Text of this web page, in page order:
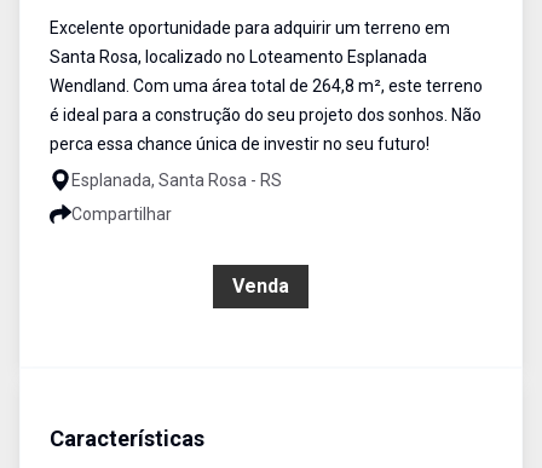
Excelente oportunidade para adquirir um terreno em
Santa Rosa, localizado no Loteamento Esplanada
Wendland. Com uma área total de 264,8 m², este terreno
é ideal para a construção do seu projeto dos sonhos. Não
perca essa chance única de investir no seu futuro!
Esplanada, Santa Rosa - RS
Compartilhar
Venda
Características